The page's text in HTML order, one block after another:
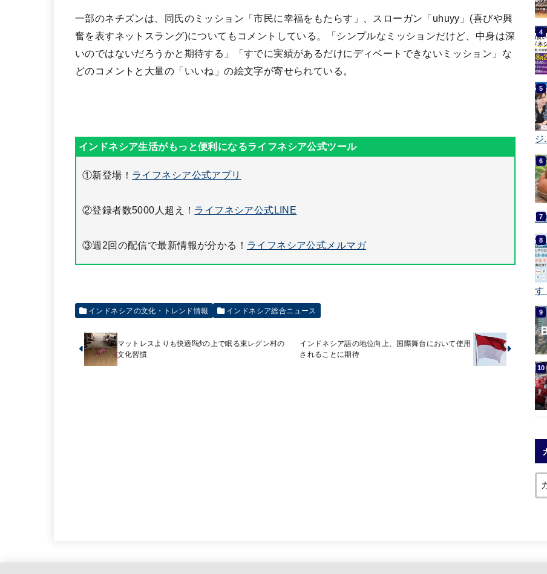
一部のネチズンは、同氏のミッション「市民に幸福をもたらす」、スローガン「uhuyy」(喜びや興
奮を表すネットスラング)についてもコメントしている。「シンプルなミッションだけど、中身は深
いのではないだろうかと期待する」「すでに実績があるだけにディベートできないミッション」な
どのコメントと大量の「いいね」の絵文字が寄せられている。
①新登場！ ライフネシア公式アプリ
②登録者数5000人超え！ ライフネシア公式LINE
③週2回の配信で最新情報が分かる！ ライフネシア公式メルマガ
インドネシアの文化・トレンド情報 インドネシア総合ニュース
マットレスよりも快適⁉︎砂の上で眠る東レグン村の
文化習慣
インドネシア語の地位向上、国際舞台において使用
されることに期待
ジ
工
す